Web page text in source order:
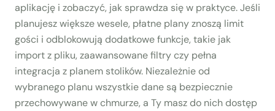
aplikację i zobaczyć, jak sprawdza się w praktyce. Jeśli
planujesz większe wesele, płatne plany znoszą limit
gości i odblokowują dodatkowe funkcje, takie jak
import z pliku, zaawansowane filtry czy pełna
integracja z planem stolików. Niezależnie od
wybranego planu wszystkie dane są bezpiecznie
przechowywane w chmurze, a Ty masz do nich dostęp